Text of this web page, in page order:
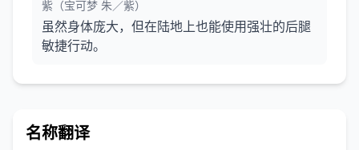
紫（宝可梦 朱／紫）
虽然身体庞大，但在陆地上也能使用强壮的后腿
敏捷行动。
名称翻译